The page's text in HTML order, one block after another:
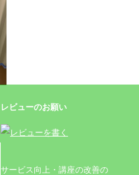
レビューのお願い
サービス向上・講座の改善の